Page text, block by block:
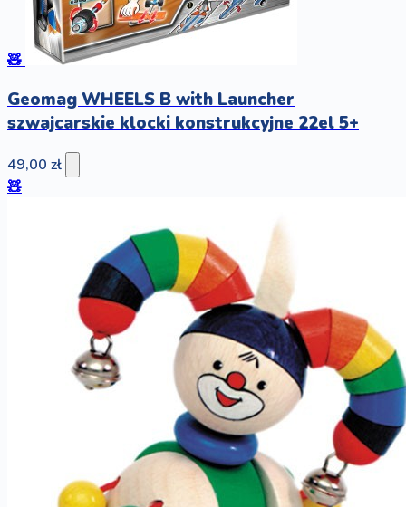
🧸
Geomag WHEELS B with Launcher
szwajcarskie klocki konstrukcyjne 22el 5+
49,00 zł
🧸